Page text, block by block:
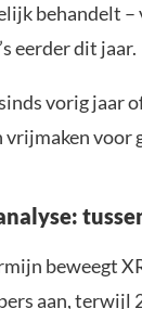
behandelt
eerder dit jaar.
vorig jaar
vrijmaken
beweegt
aan, terwijl